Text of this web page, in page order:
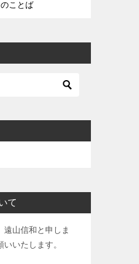
ことば
て
遠山信和と申しま
いたします。